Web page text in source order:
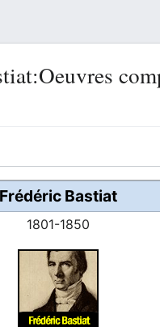
Frédéric Bastiat
1801-1850